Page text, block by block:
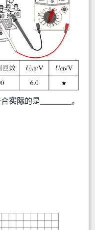
实际的是________。